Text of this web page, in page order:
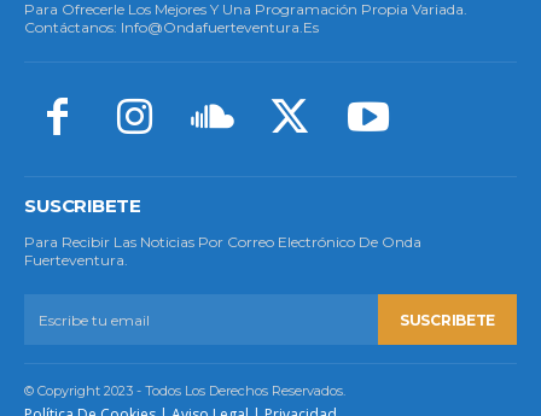
Para Ofrecerle Los Mejores Y Una Programación Propia Variada.
Contáctanos: Info@ondafuerteventura.es
SUSCRIBETE
Para Recibir Las Noticias Por Correo Electrónico De Onda
Fuerteventura.
SUSCRIBETE
© Copyright 2023 - Todos Los Derechos Reservados.